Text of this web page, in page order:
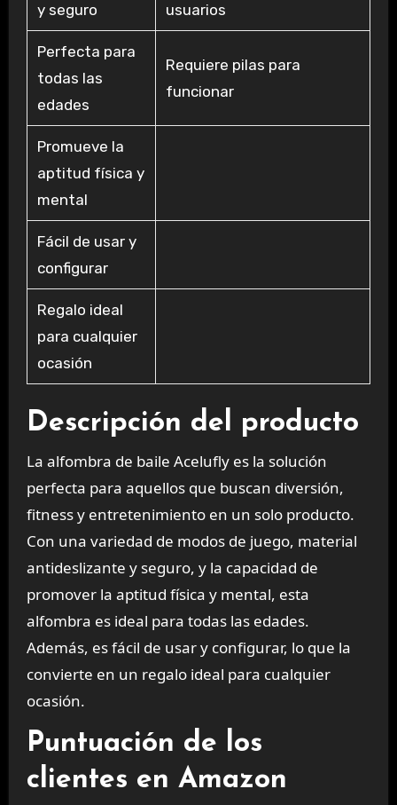
y seguro
usuarios
Perfecta para
todas las
edades
Requiere pilas para
funcionar
Promueve la
aptitud física y
mental
Fácil de usar y
configurar
Regalo ideal
para cualquier
ocasión
Descripción del producto
La alfombra de baile Acelufly es la solución
perfecta para aquellos que buscan diversión,
fitness y entretenimiento en un solo producto.
Con una variedad de modos de juego, material
antideslizante y seguro, y la capacidad de
promover la aptitud física y mental, esta
alfombra es ideal para todas las edades.
Además, es fácil de usar y configurar, lo que la
convierte en un regalo ideal para cualquier
ocasión.
Puntuación de los
clientes en Amazon